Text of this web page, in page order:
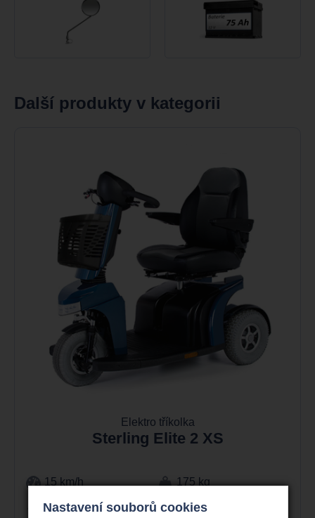
Další produkty v kategorii
Elektro tříkolka
Sterling Elite 2 XS
15 km/h
175 kg
až 60 km
800 W
Nastavení souborů cookies